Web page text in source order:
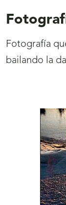
Fotografía
bailando la